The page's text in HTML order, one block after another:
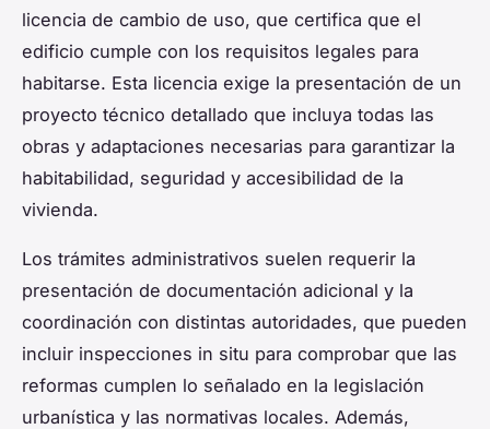
licencia de cambio de uso, que certifica que el
edificio cumple con los requisitos legales para
habitarse. Esta licencia exige la presentación de un
proyecto técnico detallado que incluya todas las
obras y adaptaciones necesarias para garantizar la
habitabilidad, seguridad y accesibilidad de la
vivienda.
Los trámites administrativos suelen requerir la
presentación de documentación adicional y la
coordinación con distintas autoridades, que pueden
incluir inspecciones in situ para comprobar que las
reformas cumplen lo señalado en la legislación
urbanística y las normativas locales. Además,